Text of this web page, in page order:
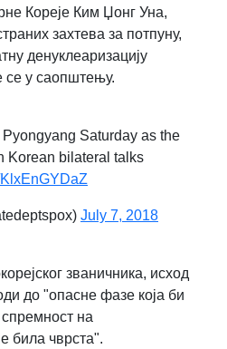
Кореје Ким Џонг Уна,
захтева за потпуну,
денуклеаризацију
се у саопштењу.
Saturday as the
Korean bilateral talks
July 7, 2018
званичника, исход
до "опасне фазе која би
на
била чврста".